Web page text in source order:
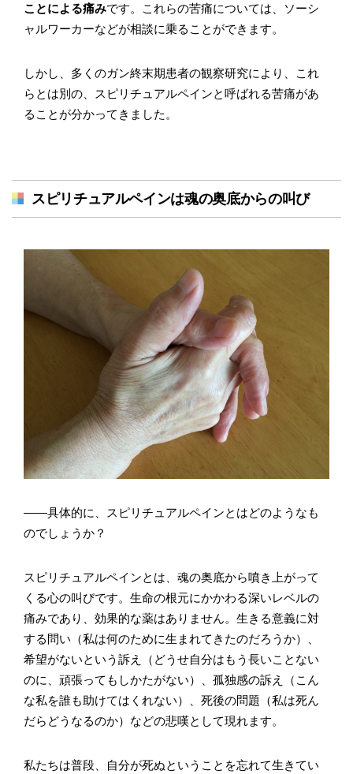
ことによる痛みです。これらの苦痛については、ソーシ
ャルワーカーなどが相談に乗ることができます。
しかし、多くのガン終末期患者の観察研究により、これ
らとは別の、スピリチュアルペインと呼ばれる苦痛があ
ることが分かってきました。
スピリチュアルペインは魂の奥底からの叫び
――具体的に、スピリチュアルペインとはどのようなも
のでしょうか？
スピリチュアルペインとは、魂の奥底から噴き上がって
くる心の叫びです。生命の根元にかかわる深いレベルの
痛みであり、効果的な薬はありません。生きる意義に対
する問い（私は何のために生まれてきたのだろうか）、
希望がないという訴え（どうせ自分はもう長いことない
のに、頑張ってもしかたがない）、孤独感の訴え（こん
な私を誰も助けてはくれない）、死後の問題（私は死ん
だらどうなるのか）などの悲嘆として現れます。
私たちは普段、自分が死ぬということを忘れて生きてい